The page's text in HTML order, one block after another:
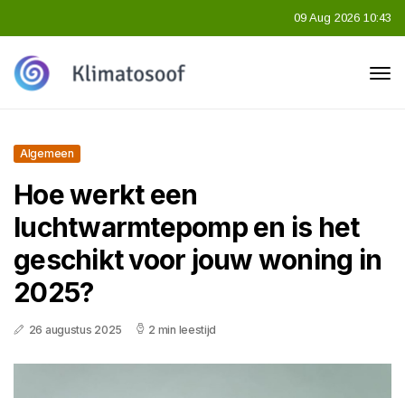
09 Aug 2026 10:43
Algemeen
Hoe werkt een
luchtwarmtepomp en is het
geschikt voor jouw woning in
2025?
26 augustus 2025 2 min leestijd